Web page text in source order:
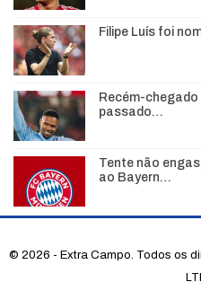
Filipe Luís foi
Recém-
passado…
Tente não
ao Bayern…
© 2026 - Extra Campo. Todos os